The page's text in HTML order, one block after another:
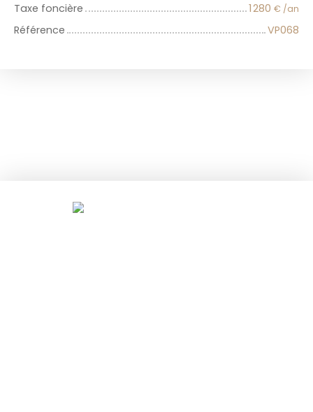
Taxe foncière
1 280 € /an
Référence VP068